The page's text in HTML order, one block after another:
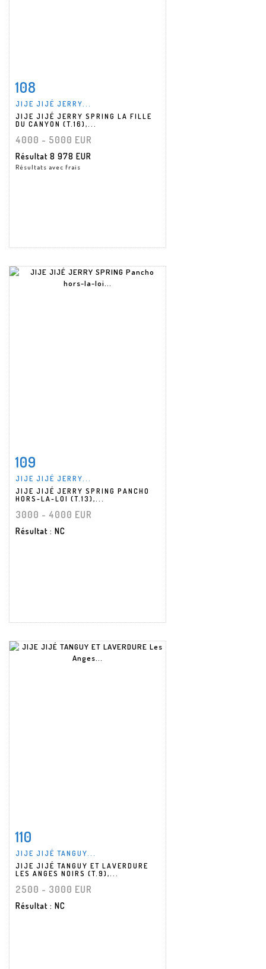
Fiche détaillée
108
JIJE JIJÉ JERRY...
JIJE JIJÉ JERRY SPRING LA FILLE
DU CANYON (T.16),...
4000 - 5000 EUR
Résultat 8 978 EUR
Résultats avec frais
Fiche détaillée
109
JIJE JIJÉ JERRY...
JIJE JIJÉ JERRY SPRING PANCHO
HORS-LA-LOI (T.13),...
3000 - 4000 EUR
Résultat : NC
Fiche détaillée
110
JIJE JIJÉ TANGUY...
JIJE JIJÉ TANGUY ET LAVERDURE
LES ANGES NOIRS (T.9),...
2500 - 3000 EUR
Résultat : NC